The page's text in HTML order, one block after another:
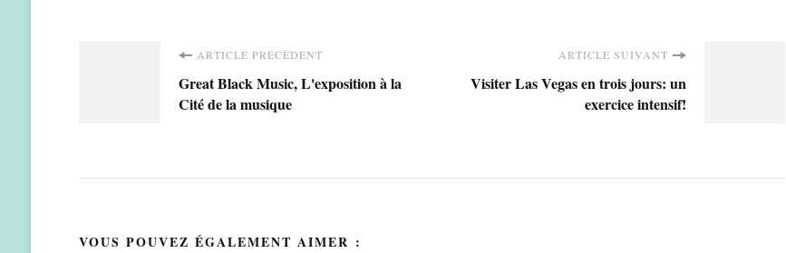
Navigation
d'article
ARTICLE PRÉCÉDENT
Great Black Music, L'exposition à la
Cité de la musique
ARTICLE SUIVANT
Visiter Las Vegas en trois jours: un
exercice intensif!
VOUS POUVEZ ÉGALEMENT AIMER :